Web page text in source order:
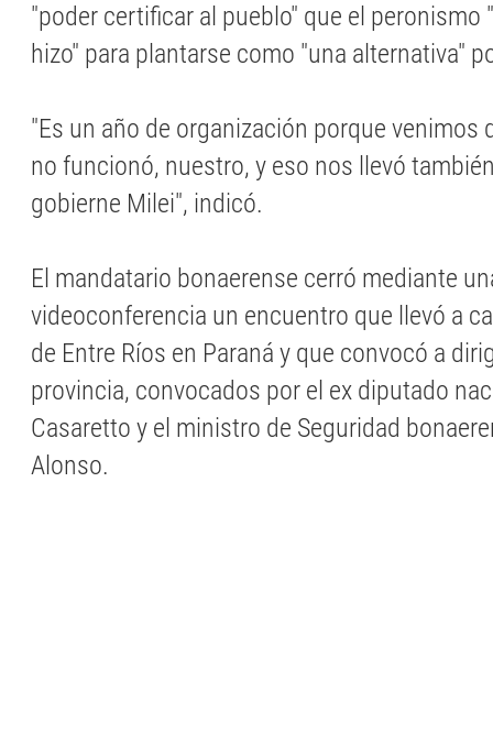
"poder certificar al pueblo" que el peronismo
hizo" para plantarse como "una alternativa"
"Es un año de organización porque venimos
no funcionó, nuestro, y eso nos llevó
gobierne Milei", indicó.
El mandatario bonaerense cerró mediante
videoconferencia un encuentro que llevó a
de Entre Ríos en Paraná y que convocó a
provincia, convocados por el ex diputado
Casaretto y el ministro de Seguridad
Alonso.